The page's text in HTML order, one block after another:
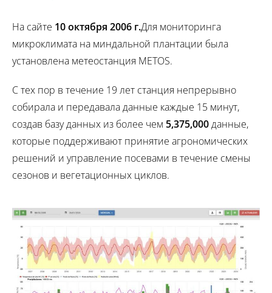
На сайте 10 октября 2006 г.Для мониторинга
микроклимата на миндальной плантации была
установлена метеостанция METOS.
С тех пор в течение 19 лет станция непрерывно
собирала и передавала данные каждые 15 минут,
создав базу данных из более чем 5,375,000данные,
которые поддерживают принятие агрономических
решений и управление посевами в течение смены
сезонов и вегетационных циклов.